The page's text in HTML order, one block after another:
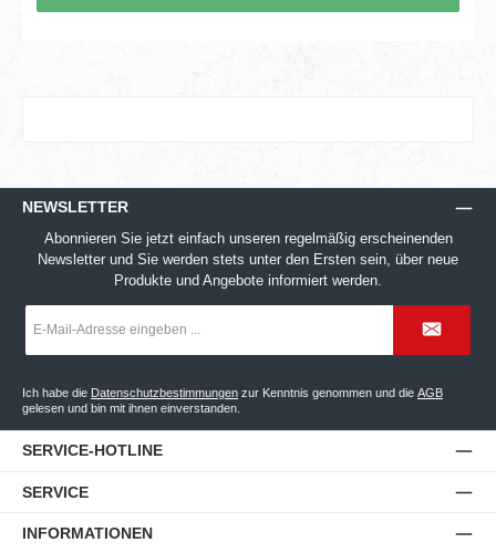
NEWSLETTER
Abonnieren Sie jetzt einfach unseren regelmäßig erscheinenden
Newsletter und Sie werden stets unter den Ersten sein, über neue
Produkte und Angebote informiert werden.
Mail-
*
Ich habe die Datenschutzbestimmungen zur Kenntnis genommen und die AGB
gelesen und bin mit ihnen einverstanden.
SERVICE-HOTLINE
SERVICE
INFORMATIONEN